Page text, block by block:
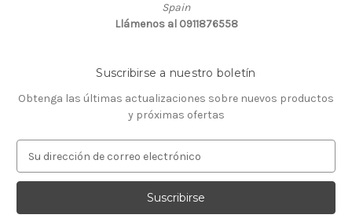
Spain
Llámenos al 0911876558
Suscribirse a nuestro boletín
Obtenga las últimas actualizaciones sobre nuevos productos
y próximas ofertas
r
c